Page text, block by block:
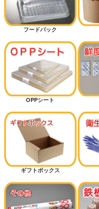
フードパック
OPPシート
ギフトボックス